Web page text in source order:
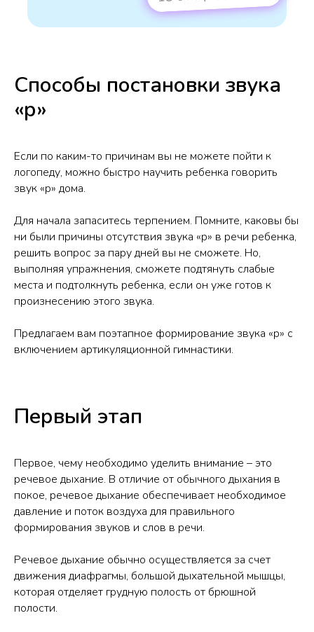
Способы постановки звука
«р»
Если по каким-то причинам вы не можете пойти к
логопеду, можно быстро научить ребенка говорить
звук «р» дома.
Для начала запаситесь терпением. Помните, каковы бы
ни были причины отсутствия звука «р» в речи ребенка,
решить вопрос за пару дней вы не сможете. Но,
выполняя упражнения, сможете подтянуть слабые
места и подтолкнуть ребенка, если он уже готов к
произнесению этого звука.
Предлагаем вам поэтапное формирование звука «р» с
включением артикуляционной гимнастики.
Первый этап
Первое, чему необходимо уделить внимание – это
речевое дыхание. В отличие от обычного дыхания в
покое, речевое дыхание обеспечивает необходимое
давление и поток воздуха для правильного
формирования звуков и слов в речи.
Речевое дыхание обычно осуществляется за счет
движения диафрагмы, большой дыхательной мышцы,
которая отделяет грудную полость от брюшной
полости.